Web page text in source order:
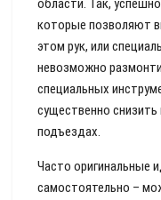
области. Так,
которые позволяют
этом рук, или
невозможно
специальных
существенно
подъездах.
Часто оригинальные
самостоятельно –